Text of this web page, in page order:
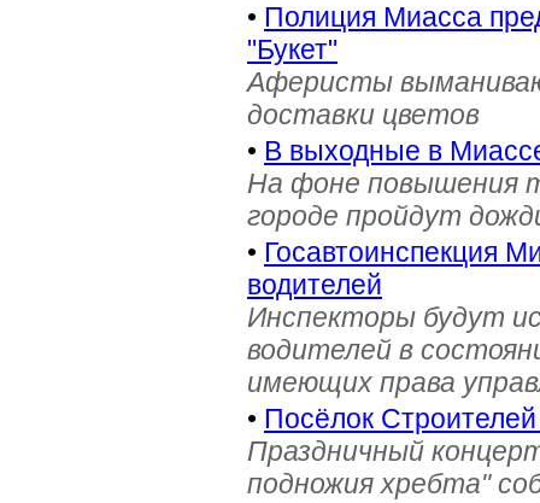
• Полиция Миасса
"Букет"
Аферисты
доставки цветов
• В выходные в
На фоне повышения
городе пройдут
• Госавтоинспекция
водителей
Инспекторы будут
водителей в
имеющих права
• Посёлок
Праздничный
подножия хребта"